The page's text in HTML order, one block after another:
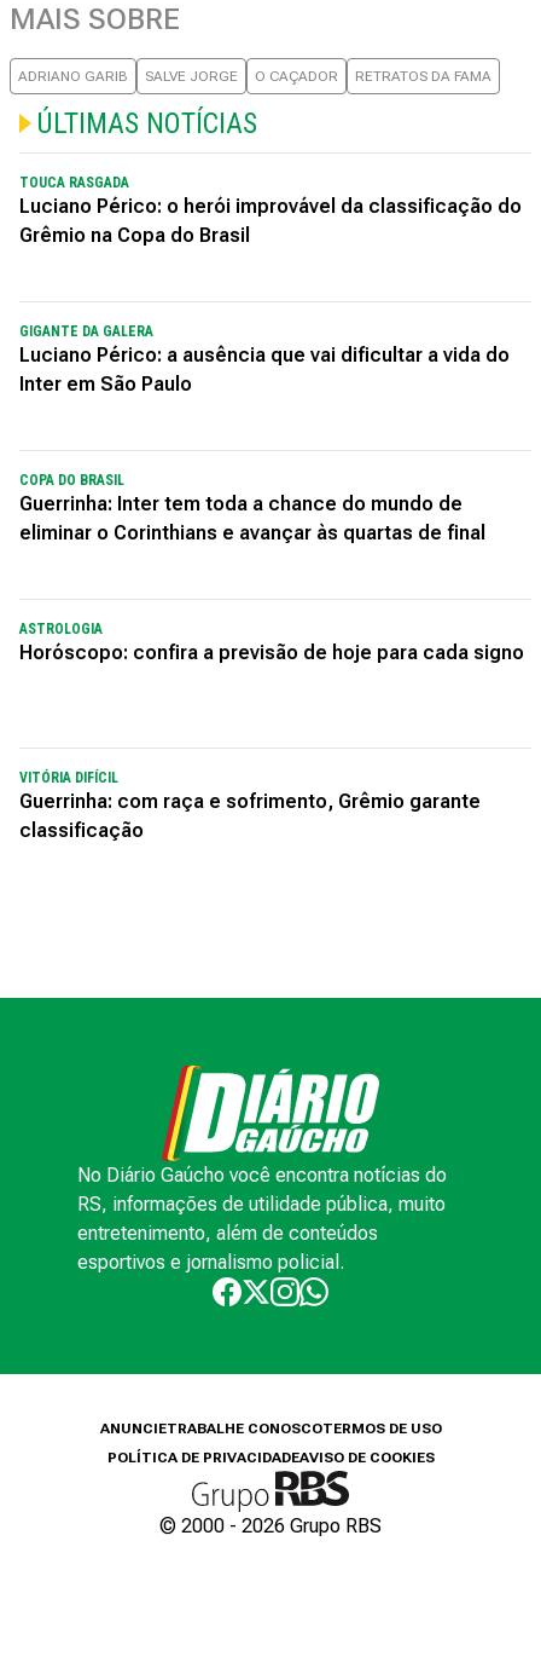
MAIS SOBRE
ADRIANO GARIB SALVE JORGE O CAÇADOR RETRATOS DA FAMA
ÚLTIMAS NOTÍCIAS
TOUCA RASGADA
Luciano Périco: o herói improvável da classificação do
Grêmio na Copa do Brasil
GIGANTE DA GALERA
Luciano Périco: a ausência que vai dificultar a vida do
Inter em São Paulo
COPA DO BRASIL
Guerrinha: Inter tem toda a chance do mundo de
eliminar o Corinthians e avançar às quartas de final
ASTROLOGIA
Horóscopo: confira a previsão de hoje para cada signo
VITÓRIA DIFÍCIL
Guerrinha: com raça e sofrimento, Grêmio garante
classificação
No Diário Gaúcho você encontra notícias do
RS, informações de utilidade pública, muito
entretenimento, além de conteúdos
esportivos e jornalismo policial.
ANUNCIETRABALHE CONOSCOTERMOS DE USO
POLÍTICA DE PRIVACIDADEAVISO DE COOKIES
© 2000 - 2026 Grupo RBS